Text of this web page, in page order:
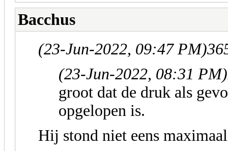
Bacchus
(23-Jun-2022, 09:47 PM)
(23-Jun-2022, 08:31 PM)
groot dat de druk als
opgelopen is.
Hij stond niet eens